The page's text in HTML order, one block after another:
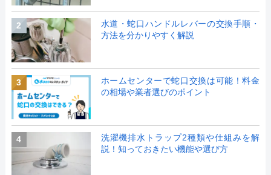
2
水道・蛇口ハンドルレバーの交換手順・
方法を分かりやすく解説
3
ホームセンターで蛇口交換は可能！料金
の相場や業者選びのポイント
4
洗濯機排水トラップ2種類や仕組みを解
説！知っておきたい機能や選び方